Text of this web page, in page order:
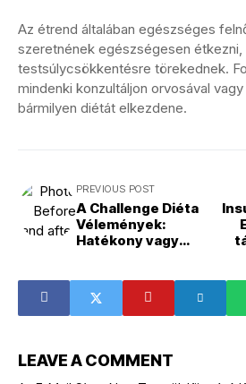
Az étrend általában egészséges
szeretnének egészségesen étkezni,
testsúlycsökkentésre törekednek.
mindenki konzultáljon orvosával
bármilyen diétát elkezdene.
PREVIOUS POST
A Challenge Diéta
Vélemények:
Hatékony vagy
LEAVE A COMMENT